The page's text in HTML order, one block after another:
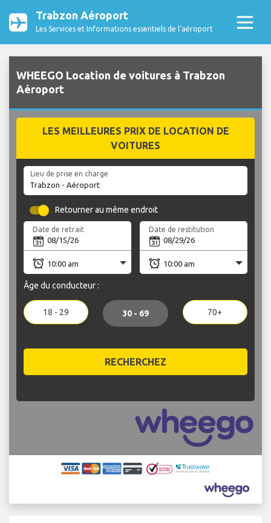
Trabzon Aéroport
Les Services et Informations essentiels de l’aéroport
WHEEGO Location de voitures à Trabzon
Aéroport
LES MEILLEURES PRIX DE LOCATION DE
VOITURES
Lieu de prise en charge
Retourner au même endroit
Date de retrait Date de restitution
Âge du conducteur :
18 - 29 30 - 69 70+
RECHERCHEZ